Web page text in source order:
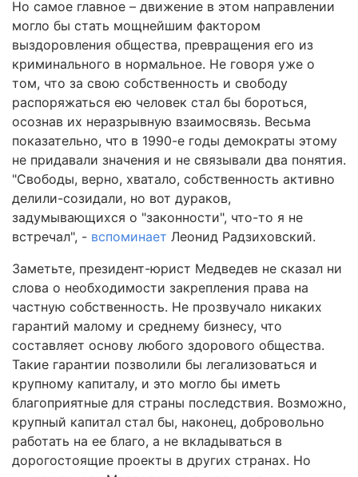
Но самое главное – движение в этом направлении
могло бы стать мощнейшим фактором
выздоровления общества, превращения его из
криминального в нормальное. Не говоря уже о
том, что за свою собственность и свободу
распоряжаться ею человек стал бы бороться,
осознав их неразрывную взаимосвязь. Весьма
показательно, что в 1990-е годы демократы этому
не придавали значения и не связывали два понятия.
"Cвободы, верно, хватало, собственность активно
делили-cозидали, но вот дураков,
задумывающихся о "законности", что-то я не
встречал", - вспоминает Леонид Радзиховский.
Заметьте, президент-юрист Медведев не сказал ни
слова о необходимости закрепления права на
частную собственность. Не прозвучало никаких
гарантий малому и среднему бизнесу, что
составляет основу любого здорового общества.
Такие гарантии позволили бы легализоваться и
крупному капиталу, и это могло бы иметь
благоприятные для страны последствия. Возможно,
крупный капитал стал бы, наконец, добровольно
работать на ее благо, а не вкладываться в
дорогостоящие проекты в других странах. Но